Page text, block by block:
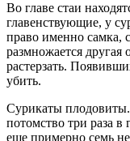
Во главе стаи
главенствующие, у
право именно самка,
размножается другая
растерзать.
убить.
Сурикаты
потомство три раза в
еще примерно семь